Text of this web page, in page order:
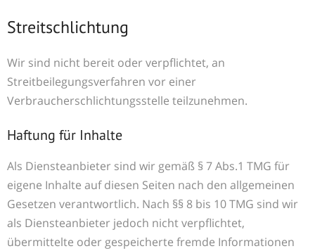
Streitschlichtung
Wir sind nicht bereit oder verpflichtet, an
Streitbeilegungsverfahren vor einer
Verbraucherschlichtungsstelle teilzunehmen.
Haftung für Inhalte
Als Diensteanbieter sind wir gemäß § 7 Abs.1 TMG für
eigene Inhalte auf diesen Seiten nach den allgemeinen
Gesetzen verantwortlich. Nach §§ 8 bis 10 TMG sind wir
als Diensteanbieter jedoch nicht verpflichtet,
übermittelte oder gespeicherte fremde Informationen